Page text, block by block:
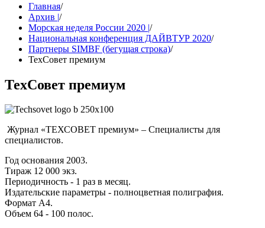
Главная/
Архив |/
Морская неделя России 2020 |/
Национальная конференция ДАЙВТУР 2020/
Партнеры SIMBF (бегущая строка)/
ТехСовет премиум
ТехСовет премиум
Журнал «ТЕХСОВЕТ премиум» – Специалисты для
специалистов.
Год основания 2003.
Тираж 12 000 экз.
Периодичность - 1 раз в месяц.
Издательские параметры - полноцветная полиграфия.
Формат А4.
Объем 64 - 100 полос.